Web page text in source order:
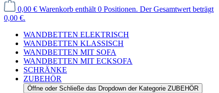
0,00 € Warenkorb enthält 0 Positionen. Der Gesamtwert beträgt
0,00 €.
WANDBETTEN ELEKTRISCH
WANDBETTEN KLASSISCH
WANDBETTEN MIT SOFA
WANDBETTEN MIT ECKSOFA
SCHRÄNKE
ZUBEHÖR
Öffne oder Schließe das Dropdown der Kategorie ZUBEHÖR